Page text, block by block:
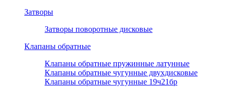
Затворы
Затворы поворотные дисковые
Клапаны обратные
Клапаны обратные пружинные латунные
Клапаны обратные чугунные двухдисковые
Клапаны обратные чугунные 19ч21бр